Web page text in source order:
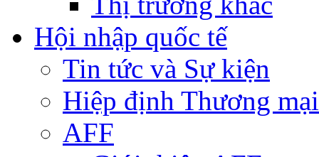
Hội nhập quốc tế
Tin tức và Sự kiện
Hiệp định Thương
AFF